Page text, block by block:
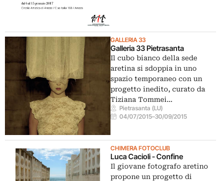
GALLERIA 33
Galleria 33 Pietrasanta
Il cubo bianco della sede
aretina si sdoppia in uno
spazio temporaneo con un
progetto inedito, curato da
Tiziana Tommei…
Pietrasanta (LU)
04/07/2015–30/09/2015
CHIMERA FOTOCLUB
Luca Cacioli - Confine
Il giovane fotografo aretino
propone un progetto di